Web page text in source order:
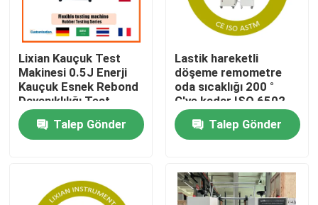
Ürün:% s
VR Gösterisi
Hakkımızda
Lixian Kauçuk Test
Makinesi 0.5J Enerji
Kauçuk Esnek Rebond
Dayanıklılığı Test
Ekipmanı
Talep Gönder
Lastik hareketli
döşeme remometre
oda sıcaklığı 200 °
C'ye kadar ISO 6502
Basınç 0.5 Mpa-0.65
Mpa
Talep Gönder